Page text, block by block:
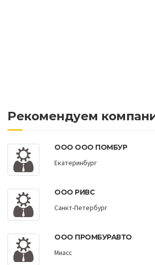
Рекомендуем
ООО ООО ПОМБУР
Екатеринбург
ООО РИВС
Санкт-Петербург
ООО ПРОМБУРАВТО
Миасс